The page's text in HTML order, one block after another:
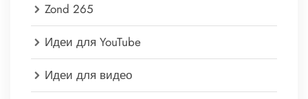
Zond 265
Идеи для YouTube
Идеи для видео